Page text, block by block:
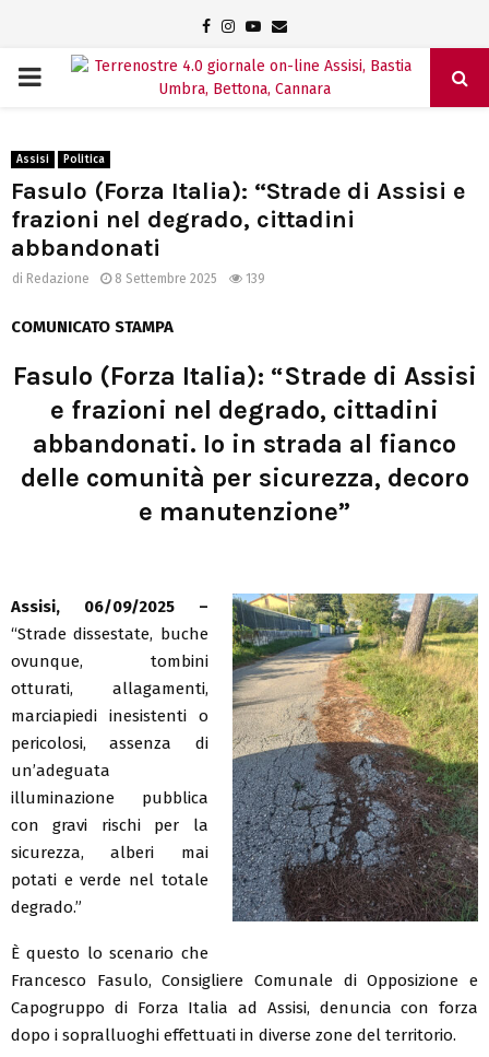
Facebook
Instagram
Youtube
Email
PRIMARY
Assisi Politica
Fasulo (Forza Italia): “Strade di Assisi e
frazioni nel degrado, cittadini
abbandonati
di Redazione 8 Settembre 2025 139
COMUNICATO STAMPA
Fasulo (Forza Italia): “Strade di Assisi
e frazioni nel degrado, cittadini
abbandonati. Io in strada al fianco
delle comunità per sicurezza, decoro
e manutenzione”
Assisi, 06/09/2025 –
“Strade dissestate, buche
ovunque, tombini
otturati, allagamenti,
marciapiedi inesistenti o
pericolosi, assenza di
un’adeguata
illuminazione pubblica
con gravi rischi per la
sicurezza, alberi mai
potati e verde nel totale
degrado.”
È questo lo scenario che
Francesco Fasulo, Consigliere Comunale di Opposizione e
Capogruppo di Forza Italia ad Assisi, denuncia con forza
dopo i sopralluoghi effettuati in diverse zone del territorio.